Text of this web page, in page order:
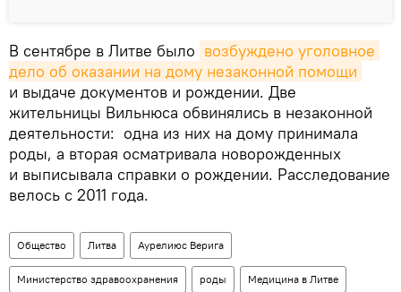
В сентябре в Литве было возбуждено уголовное
дело об оказании на дому незаконной помощи
и выдаче документов и рождении. Две
жительницы Вильнюса обвинялись в незаконной
деятельности: одна из них на дому принимала
роды, а вторая осматривала новорожденных
и выписывала справки о рождении. Расследование
велось с 2011 года.
Общество Литва Аурелиюс Верига
Министерство здравоохранения роды Медицина в Литве